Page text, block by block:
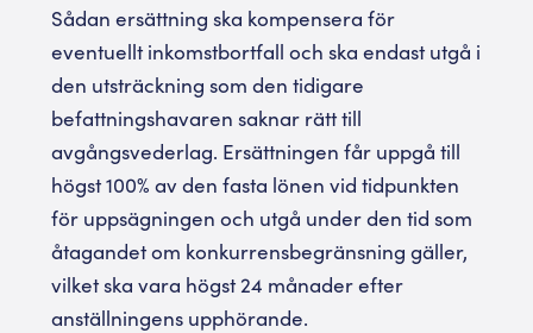
Sådan ersättning ska kompensera för
eventuellt inkomstbortfall och ska endast utgå i
den utsträckning som den tidigare
befattningshavaren saknar rätt till
avgångsvederlag. Ersättningen får uppgå till
högst 100% av den fasta lönen vid tidpunkten
för uppsägningen och utgå under den tid som
åtagandet om konkurrensbegränsning gäller,
vilket ska vara högst 24 månader efter
anställningens upphörande.